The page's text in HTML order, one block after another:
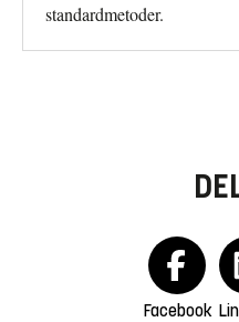
standardmetoder.
Facebook